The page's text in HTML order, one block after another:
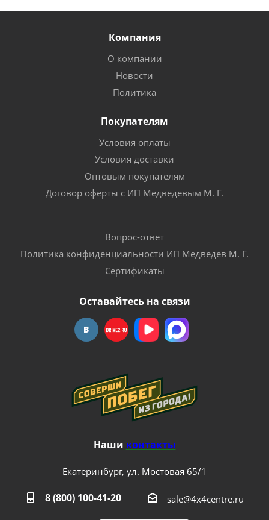
Компания
О компании
Новости
Политика
Покупателям
Условия оплаты
Условия доставки
Оптовым покупателям
Договор оферты с ИП Медведевым М. Г.
Вопрос-ответ
Политика конфиденциальности ИП Медведев М. Г.
Сертификаты
Оставайтесь на связи
Наши контакты
Екатеринбург, ул. Мостовая 65/1
8 (800) 100-41-20 sale@4x4centre.ru